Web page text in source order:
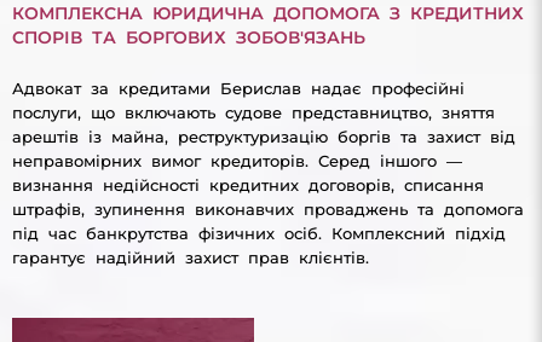
КОМПЛЕКСНА ЮРИДИЧНА ДОПОМОГА З КРЕДИТНИХ
СПОРІВ ТА БОРГОВИХ ЗОБОВ'ЯЗАНЬ
Адвокат за кредитами Берислав надає професійні
послуги, що включають судове представництво, зняття
арештів із майна, реструктуризацію боргів та захист від
неправомірних вимог кредиторів. Серед іншого —
визнання недійсності кредитних договорів, списання
штрафів, зупинення виконавчих проваджень та допомога
під час банкрутства фізичних осіб. Комплексний підхід
гарантує надійний захист прав клієнтів.